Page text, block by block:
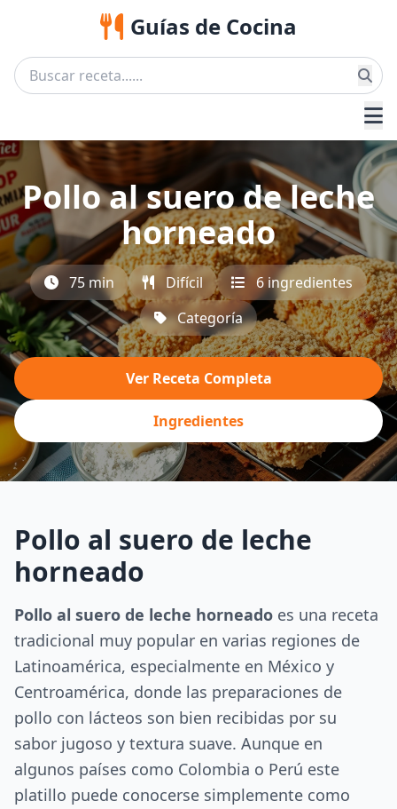
Guías de Cocina
Pollo al suero de leche
horneado
75 min Difícil
6 ingredientes
Categoría
Ver Receta Completa
Ingredientes
Pollo al suero de leche
horneado
Pollo al suero de leche horneado es una receta
tradicional muy popular en varias regiones de
Latinoamérica, especialmente en México y
Centroamérica, donde las preparaciones de
pollo con lácteos son bien recibidas por su
sabor jugoso y textura suave. Aunque en
algunos países como Colombia o Perú este
platillo puede conocerse simplemente como